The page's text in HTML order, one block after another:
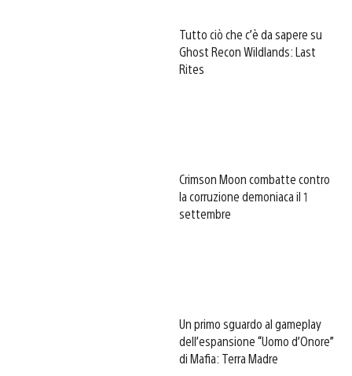
Tutto ciò che c’è da sapere su
Ghost Recon Wildlands: Last
Rites
Crimson Moon combatte contro
la corruzione demoniaca il 1
settembre
Un primo sguardo al gameplay
dell’espansione “Uomo d’Onore”
di Mafia: Terra Madre